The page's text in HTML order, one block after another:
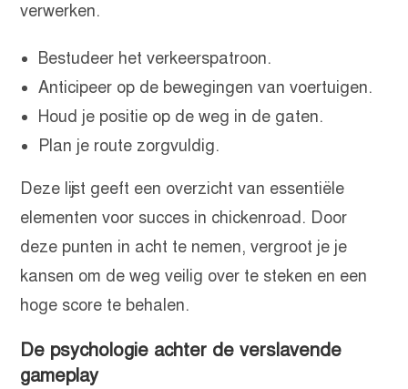
verwerken.
Bestudeer het verkeerspatroon.
Anticipeer op de bewegingen van voertuigen.
Houd je positie op de weg in de gaten.
Plan je route zorgvuldig.
Deze lijst geeft een overzicht van essentiële
elementen voor succes in chickenroad. Door
deze punten in acht te nemen, vergroot je je
kansen om de weg veilig over te steken en een
hoge score te behalen.
De psychologie achter de verslavende
gameplay